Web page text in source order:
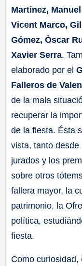
Martínez,
Vicent Marco,
Gómez, Òscar
Xavier Serra.
elaborado por el
Falleros de
de la mala
recuperar la
de la fiesta. Ésta
vista, tanto
jurados y los
sobre otros
fallera mayor, la
patrimonio, la
política,
fiesta.
Como